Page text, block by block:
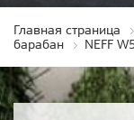
Главная страница
барабан
NEFF